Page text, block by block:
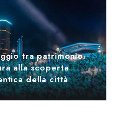
tra patrimonio
alla scoperta
della città